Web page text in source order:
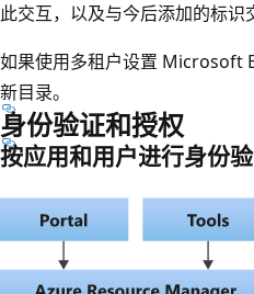
此交互，以及与今后添加的标识
如果使用多租户设置 Microsoft
新目录。
身份验证和授权
按应用和用户进行身份